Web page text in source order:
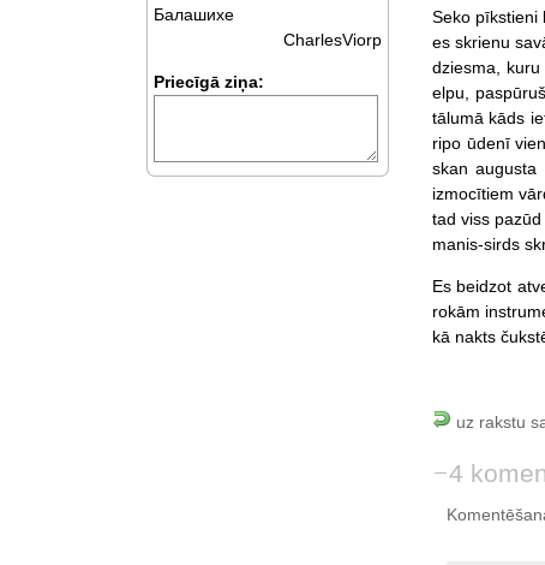
Seko pīkstieni
es skrienu
dziesma,
elpu,
tālumā kāds
ripo ūdenī
skan
izmocītiem
tad viss
manis-sirds
Es beidzot
rokām
kā nakts
uz rakstu
4
Балашихе
CharlesViorp
Priecīgā ziņa: